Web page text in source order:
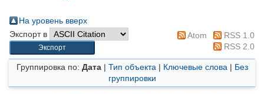
На уровень вверх
Экспорт в
Atom
RSS 1.0
RSS 2.0
Группировка по: Дата| Тип объекта | Ключевые слова | Без
группировки